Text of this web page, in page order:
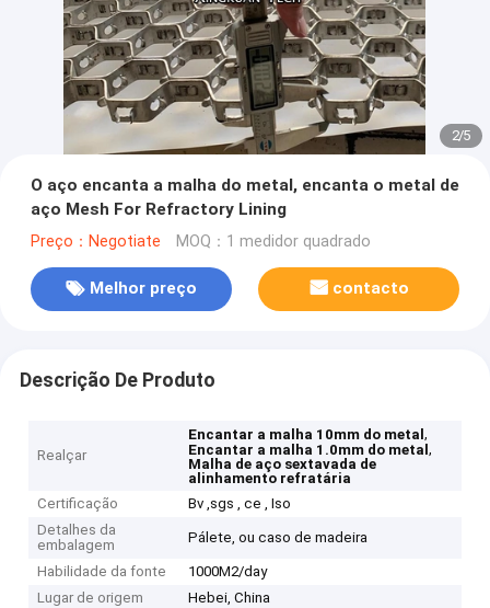
2/5
O aço encanta a malha do metal, encanta o metal de
aço Mesh For Refractory Lining
Preço：Negotiate MOQ：1 medidor quadrado
Melhor preço contacto
Descrição De Produto
Realçar
Encantar a malha 10mm do metal,
Encantar a malha 1.0mm do metal,
Malha de aço sextavada de
alinhamento refratária
Certificação
Bv ,sgs , ce , Iso
Detalhes da
embalagem
Pálete, ou caso de madeira
Habilidade da fonte
1000M2/day
Lugar de origem
Hebei, China